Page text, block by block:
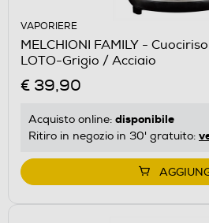
VAPORIERE
MELCHIONI FAMILY -
LOTO-Grigio / Acciaio
€ 39,90
Acquisto online: disponibile
Ritiro in negozio in 30' gratuito: